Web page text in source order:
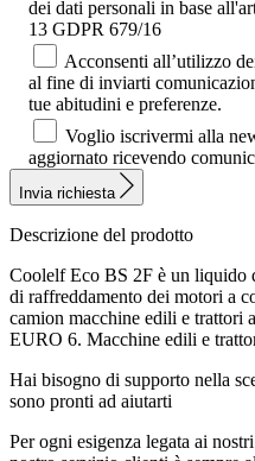
dei dati personali in base
13 GDPR 679/16
Acconsenti all’utilizzo
al fine di inviarti
tue abitudini e preferenze.
Voglio iscrivermi alla
aggiornato ricevendo
Invia richiesta
Descrizione del prodotto
Coolelf Eco BS 2F è un liquido
di raffreddamento dei motori a
camion macchine edili e trattori
EURO 6. Macchine edili e
Hai bisogno di supporto nella
sono pronti ad aiutarti
Per ogni esigenza legata ai